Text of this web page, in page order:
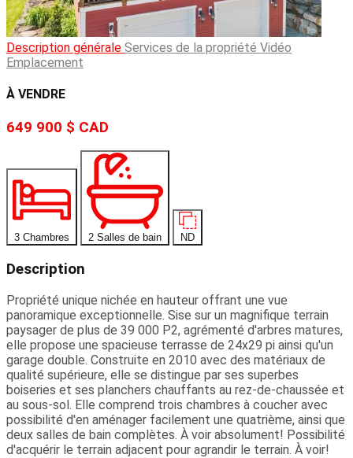
Description générale Services de la propriété Vidéo
Emplacement
À VENDRE
649 900 $ CAD
3 Chambres 2 Salles de bain ND
Description
Propriété unique nichée en hauteur offrant une vue
panoramique exceptionnelle. Sise sur un magnifique terrain
paysager de plus de 39 000 P2, agrémenté d'arbres matures,
elle propose une spacieuse terrasse de 24x29 pi ainsi qu'un
garage double. Construite en 2010 avec des matériaux de
qualité supérieure, elle se distingue par ses superbes
boiseries et ses planchers chauffants au rez-de-chaussée et
au sous-sol. Elle comprend trois chambres à coucher avec
possibilité d'en aménager facilement une quatrième, ainsi que
deux salles de bain complètes. À voir absolument! Possibilité
d'acquérir le terrain adjacent pour agrandir le terrain. À voir!